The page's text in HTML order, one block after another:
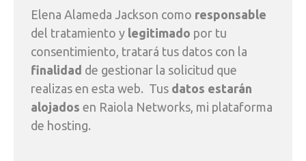
Elena Alameda Jackson como responsable
del tratamiento y legitimado por tu
consentimiento, tratará tus datos con la
finalidad de gestionar la solicitud que
realizas en esta web. Tus datos estarán
alojados en Raiola Networks, mi plataforma
de hosting.